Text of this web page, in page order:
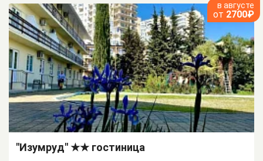
в августе
от 2700₽
"Изумруд" ★★ гостиница